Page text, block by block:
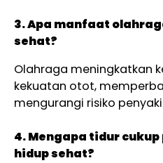
3. Apa manfaat
sehat?
Olahraga meningkatkan
kekuatan otot,
mengurangi risiko
4. Mengapa tidur
hidup sehat?